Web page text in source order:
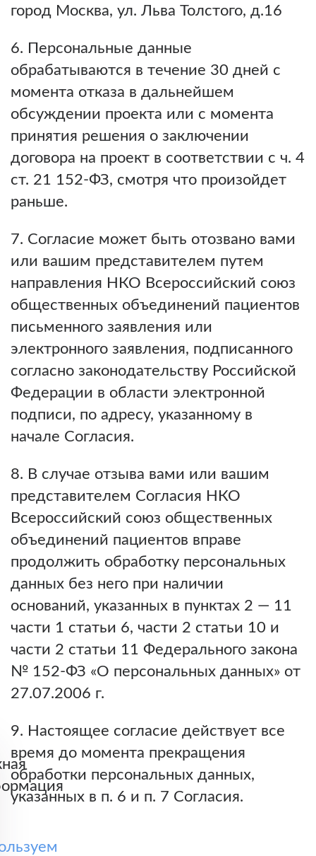
город Москва, ул. Льва Толстого, д.16
6. Персональные данные
обрабатываются в течение 30 дней с
момента отказа в дальнейшем
обсуждении проекта или с момента
принятия решения о заключении
договора на проект в соответствии с ч. 4
ст. 21 152-ФЗ, смотря что произойдет
раньше.
7. Согласие может быть отозвано вами
или вашим представителем путем
направления НКО Всероссийский союз
общественных объединений пациентов
письменного заявления или
электронного заявления, подписанного
согласно законодательству Российской
Федерации в области электронной
подписи, по адресу, указанному в
начале Согласия.
8. В случае отзыва вами или вашим
представителем Согласия НКО
Всероссийский союз общественных
объединений пациентов вправе
продолжить обработку персональных
данных без него при наличии
оснований, указанных в пунктах 2 — 11
части 1 статьи 6, части 2 статьи 10 и
части 2 статьи 11 Федерального закона
№ 152-ФЗ «О персональных данных» от
27.07.2006 г.
9. Настоящее согласие действует все
время до момента прекращения
обработки персональных данных,
указанных в п. 6 и п. 7 Согласия.